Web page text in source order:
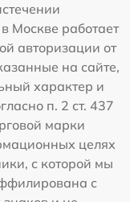
Москве работает
авторизации от
на сайте,
характер и
п. 2 ст. 437
марки
целях
с которой мы
с